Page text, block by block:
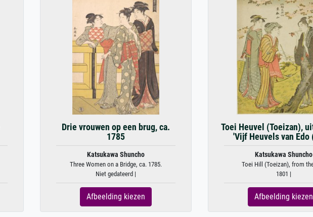
Drie vrouwen op een brug, ca.
1785
Katsukawa Shuncho
Three Women on a Bridge, ca. 1785.
Niet gedateerd |
Afbeelding kiezen
Toei Heuvel (Toeizan),
'Vijf Heuvels van Edo
Katsukawa Shuncho
Toei Hill (Toeizan), from
1801 |
Afbeelding kiezen